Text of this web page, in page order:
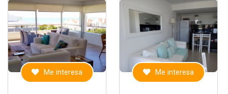
Me interesa Me interesa